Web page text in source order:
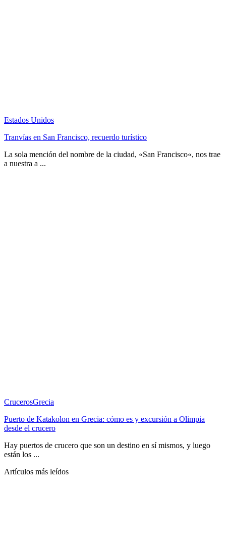
Estados Unidos
Tranvías en San Francisco, recuerdo turístico
La sola mención del nombre de la ciudad, «San Francisco«, nos trae
a nuestra a ...
CrucerosGrecia
Puerto de Katakolon en Grecia: cómo es y excursión a Olimpia
desde el crucero
Hay puertos de crucero que son un destino en sí mismos, y luego
están los ...
Artículos más leídos